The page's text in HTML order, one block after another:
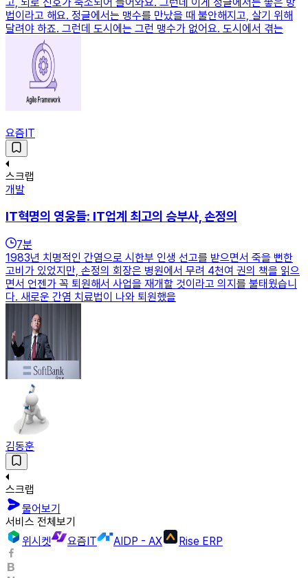
법이라고 해요. 정글에서는 맹수를 만났을 때 불안해지고, 살기 위해
달려야 하죠. 그런데 도시에는 그런 맹수가 없어요. 도시에서 겪는
요즘IT
스크랩
개발
IT혁명의 영웅들: IT업계 최고의 승부사, 손정의
7분
1983년 치명적인 간염으로 시한부 인생 선고를 받으면서 죽을 뻔한
고비가 있었지만, 손정의 회장은 병원에서 무려 4천여 권의 책을 읽으
면서 언젠가 꼭 퇴원해서 사업을 재개할 것이라고 의지를 불태웠습니
다. 새로운 간염 치료법이 나와 퇴원했을
김동훈
스크랩
물어보기
서비스 전체보기
위시켓
요즘IT AIDP - AX Rise ERP